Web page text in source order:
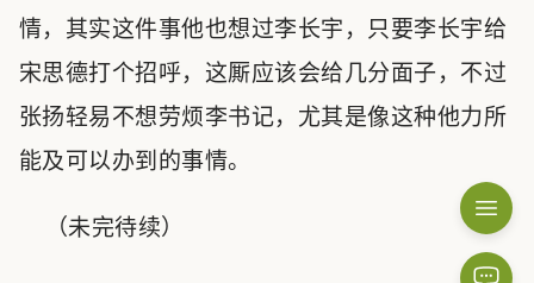
情，其实这件事他也想过李长宇，只要李长宇给
宋思德打个招呼，这厮应该会给几分面子，不过
张扬轻易不想劳烦李书记，尤其是像这种他力所
能及可以办到的事情。
（未完待续）